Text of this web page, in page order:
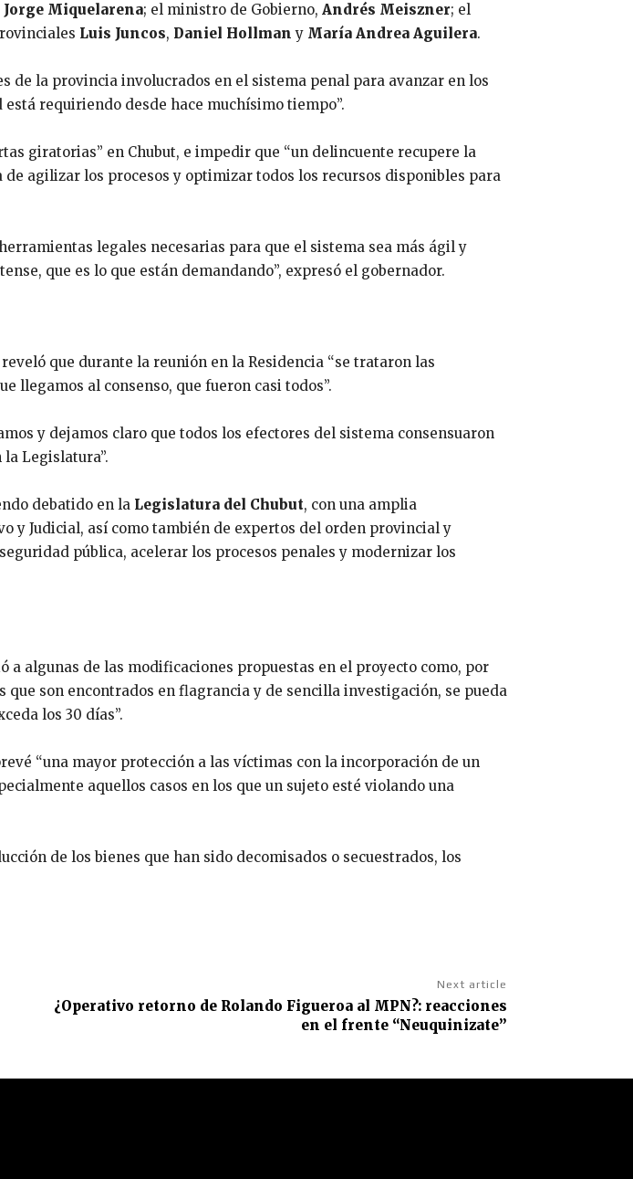
Jorge Miquelarena; el ministro de Gobierno, Andrés Meiszner; el
Luis Juncos, Daniel Hollman y María Andrea Aguilera.
de la provincia involucrados en el sistema penal para avanzar en los
requiriendo desde hace muchísimo tiempo”.
giratorias” en Chubut, e impedir que “un delincuente recupere la
agilizar los procesos y optimizar todos los recursos disponibles para
legales necesarias para que el sistema sea más ágil y
que es lo que están demandando”, expresó el gobernador.
reveló que durante la reunión en la Residencia “se trataron las
llegamos al consenso, que fueron casi todos”.
y dejamos claro que todos los efectores del sistema consensuaron
Legislatura”.
debatido en la Legislatura del Chubut, con una amplia
y Judicial, así como también de expertos del orden provincial y
pública, acelerar los procesos penales y modernizar los
a algunas de las modificaciones propuestas en el proyecto como, por
son encontrados en flagrancia y de sencilla investigación, se pueda
los 30 días”.
“una mayor protección a las víctimas con la incorporación de un
aquellos casos en los que un sujeto esté violando una
de los bienes que han sido decomisados o secuestrados, los
Next article
¿Operativo retorno de Rolando Figueroa al MPN?: reacciones
en el frente “Neuquinizate”